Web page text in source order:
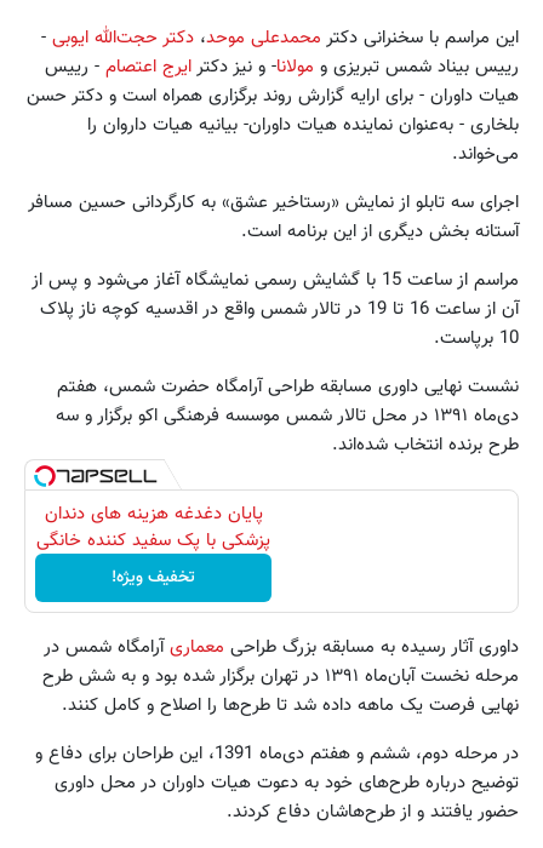
این مراسم با سخنرانی دکتر محمدعلی موحد، دکتر حجت‌الله ایوبی -
رییس بیناد شمس تبریزی و مولانا- و نیز دکترایرج اعتصام - رییس
هیات داوران - برای ارایه گزارش روند برگزاری همراه است و دکتر حسن
بلخاری - به‌عنوان نماینده‌ هیات داوران- بیانیه هیات داروان را
می‌خواند.
اجرای سه تابلو از نمایش «رستاخیر عشق» به کارگردانی حسین مسافر
آستانه بخش دیگری از این برنامه است.
مراسم از ساعت 15 با گشایش رسمی نمایشگاه آغاز می‌شود و پس از
آن از ساعت 16 تا 19 در تالار شمس واقع در اقدسیه کوچه ناز پلاک
10 برپاست.
نشست نهایی داوری مسابقه‌ طراحی آرامگاه حضرت شمس، هفتم
دی‌ماه ۱۳۹۱ در محل تالار شمس موسسه فرهنگی اکو برگزار و سه
طرح برنده انتخاب شده‌اند.
پایان دغدغه هزینه های دندان
پزشکی با پک سفید کننده خانگی
تخفیف ویژه!
داوری آثار رسیده به مسابقه‌ بزرگ طراحی معماریآرامگاه شمس در
مرحله‌ نخست آبان‌ماه ۱۳۹۱ در تهران برگزار شده بود و به شش طرح
نهایی فرصت یک ماهه داده شد تا طرح‌ها را اصلاح و کامل کنند.
در مرحله‌ دوم، ششم و هفتم دی‌ماه 1391، این طراحان برای دفاع و
توضیح دربا‌ره‌ طرح‌های خود به‌ دعوت هیات داوران در محل داوری
حضور یافتند و از طرح‌هاشان دفاع کردند.